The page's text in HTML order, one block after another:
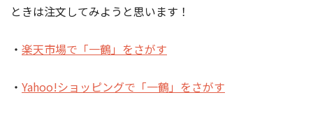
ときは注文してみようと思います！
・ 楽天市場で「一鶴」をさがす
・ Yahoo!ショッピングで「一鶴」をさがす